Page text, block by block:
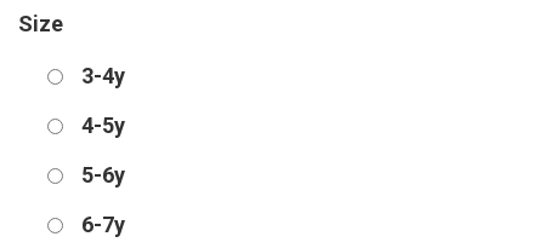
Size
3-4y
4-5y
5-6y
6-7y